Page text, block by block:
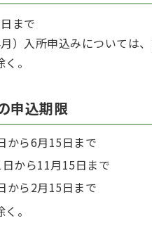
まで
）入所申込みについては
。
申込期限
から6月15日まで
から11月15日まで
から2月15日まで
。